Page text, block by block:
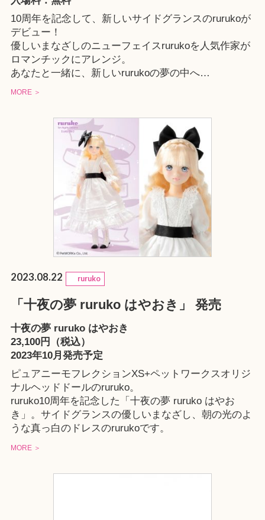
10周年を記念して、新しいサイドグランスのrurukoが
デビュー！
優しいまなざしのニューフェイスrurukoを人気作家が
ロマンチックにアレンジ。
あなたと一緒に、新しいrurukoの夢の中へ…
MORE ＞
2023.08.22 ruruko
「十夜の夢 ruruko はやおき」 発売
十夜の夢 ruruko はやおき
23,100円（税込）
2023年10月発売予定
ピュアニーモフレクションXS+ペットワークスオリジ
ナルヘッドドールのruruko。
ruruko10周年を記念した「十夜の夢 ruruko はやお
き」。サイドグランスの優しいまなざし、朝の光のよ
うな真っ白のドレスのrurukoです。
MORE ＞